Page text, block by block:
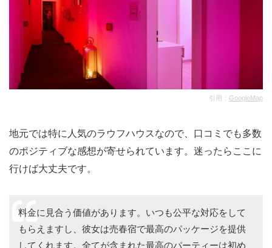
引用： GoogleMap
地元では特に人気のラウフハウスなので、口コミでも多数
のポジティブな感想が寄せられています。迷ったらここに
行けば大丈夫です。
料金に見合う価値があります。いつも公平な対応をして
もらえますし、彼女は売春宿で最高のパッケージを提供
してくれます。全てが含まれた最高のパーティーは初め